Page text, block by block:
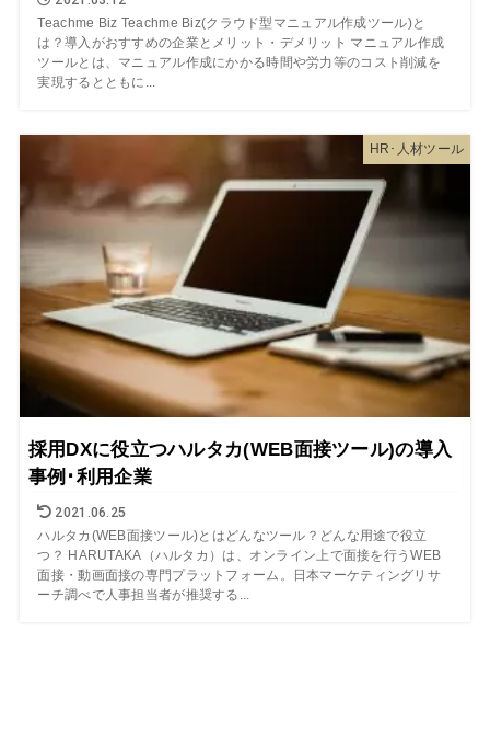
Teachme Biz Teachme Biz(クラウド型マニュアル作成ツール)と
は？導入がおすすめの企業とメリット・デメリット マニュアル作成
ツールとは、マニュアル作成にかかる時間や労力等のコスト削減を
実現するとともに...
HR･人材ツール
採用DXに役立つハルタカ(WEB面接ツール)の導入
事例･利用企業
2021.06.25
ハルタカ(WEB面接ツール)とはどんなツール？どんな用途で役立
つ？ HARUTAKA（ハルタカ）は、オンライン上で面接を行うWEB
面接・動画面接の専門プラットフォーム。日本マーケティングリサ
ーチ調べで人事担当者が推奨する...